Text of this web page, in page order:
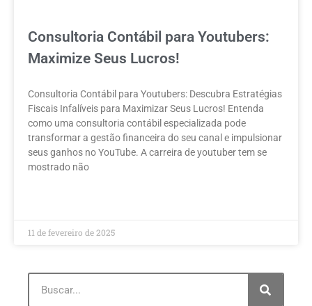
Consultoria Contábil para Youtubers:
Maximize Seus Lucros!
Consultoria Contábil para Youtubers: Descubra Estratégias
Fiscais Infalíveis para Maximizar Seus Lucros! Entenda
como uma consultoria contábil especializada pode
transformar a gestão financeira do seu canal e impulsionar
seus ganhos no YouTube. A carreira de youtuber tem se
mostrado não
11 de fevereiro de 2025